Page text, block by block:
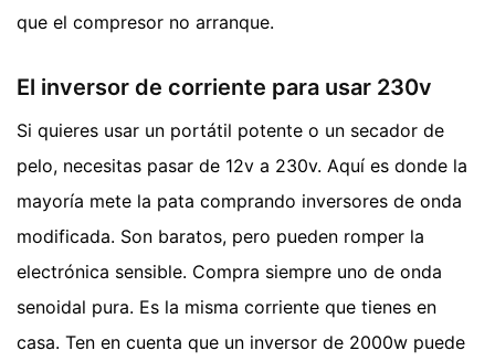
que el compresor no arranque.
El inversor de corriente para usar 230v
Si quieres usar un portátil potente o un secador de
pelo, necesitas pasar de 12v a 230v. Aquí es donde la
mayoría mete la pata comprando inversores de onda
modificada. Son baratos, pero pueden romper la
electrónica sensible. Compra siempre uno de onda
senoidal pura. Es la misma corriente que tienes en
casa. Ten en cuenta que un inversor de 2000w puede